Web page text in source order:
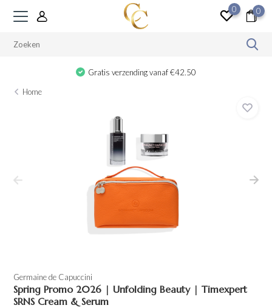
0 0
vanaf €42.50
Home
Germaine de Capuccini
Spring Promo 2026 | Unfolding Beauty | Timexpert
SRNS Cream & Serum